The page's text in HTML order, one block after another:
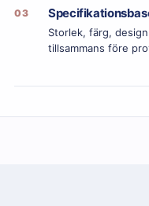
03
Storlek, färg,
tillsammans före